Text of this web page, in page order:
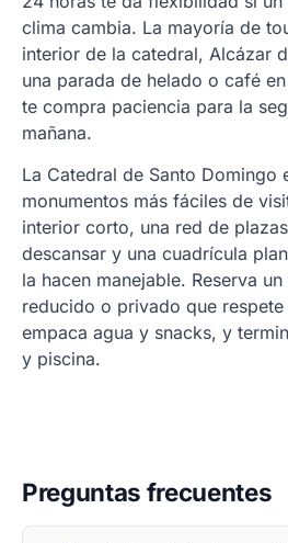
clima cambia. La mayoría de
interior de la catedral, Alcázar
una parada de helado o café
te compra paciencia para la
mañana.
La Catedral de Santo Domingo
monumentos más fáciles de
interior corto, una red de
descansar y una cuadrícula
la hacen manejable. Reserva
reducido o privado que
empaca agua y snacks, y
y piscina.
Preguntas frecuentes